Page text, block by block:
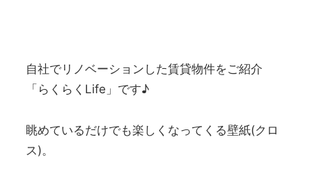
自社でリノベーションした賃貸物件をご紹介
「らくらくLife」です♪
眺めているだけでも楽しくなってくる壁紙(クロ
ス)。